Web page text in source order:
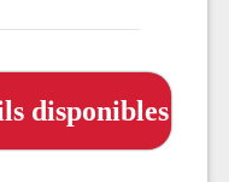
disponibles